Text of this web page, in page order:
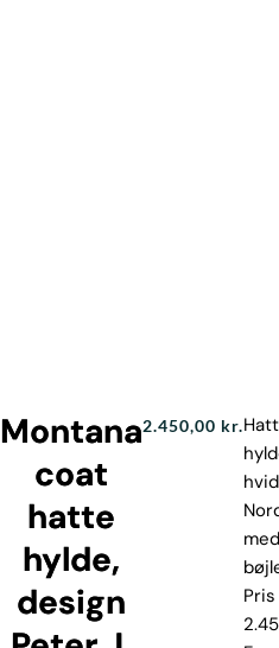
Montana
coat
hatte
hylde,
design
2.450,00 kr.
Pris